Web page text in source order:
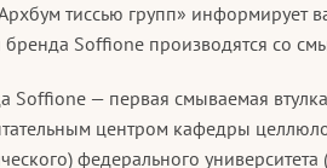
тиссью групп» информирует
бренда Soffione производятся со
Soffione — первая смываемая
центром кафедры
федерального